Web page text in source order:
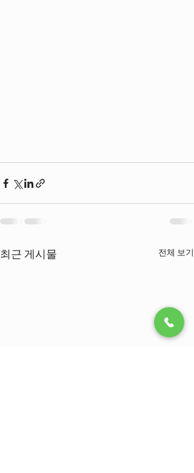
최근 게시물 전체 보기